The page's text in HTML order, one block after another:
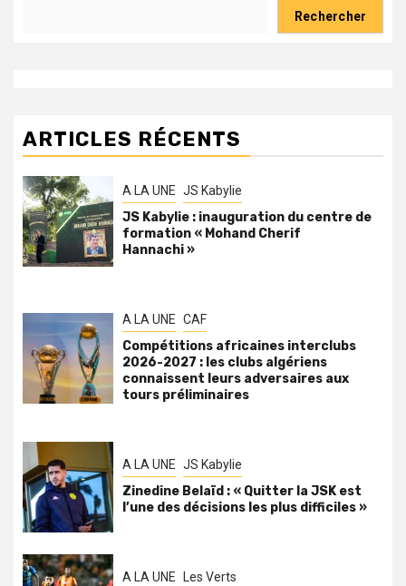
Rechercher
ARTICLES RÉCENTS
A LA UNE JS Kabylie
JS Kabylie : inauguration du centre de
formation « Mohand Cherif
Hannachi »
A LA UNE CAF
Compétitions africaines interclubs
2026-2027 : les clubs algériens
connaissent leurs adversaires aux
tours préliminaires
A LA UNE JS Kabylie
Zinedine Belaïd : « Quitter la JSK est
l’une des décisions les plus difficiles »
A LA UNE Les Verts